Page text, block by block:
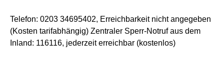
Telefon: 0203 34695402, Erreichbarkeit nicht angegeben
(Kosten tarifabhängig) Zentraler Sperr-Notruf aus dem
Inland: 116116, jederzeit erreichbar (kostenlos)